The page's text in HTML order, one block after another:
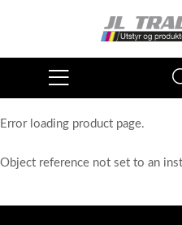
Error loading product page.
Object reference not set to an